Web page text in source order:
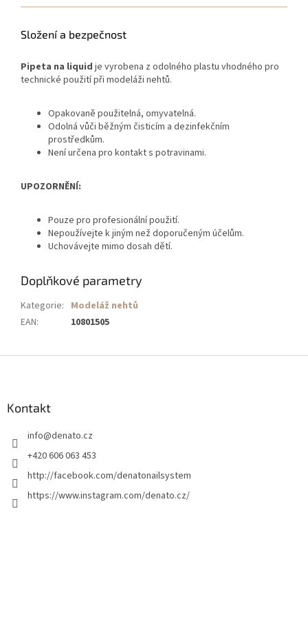
Složení a bezpečnost
Pipeta na liquid je vyrobena z odolného plastu vhodného pro
technické použití při modeláži nehtů.
Opakovaně použitelná, omyvatelná.
Odolná vůči běžným čisticím a dezinfekčním
prostředkům.
Není určena pro kontakt s potravinami.
UPOZORNĚNÍ:
Pouze pro profesionální použití.
Nepoužívejte k jiným než doporučeným účelům.
Uchovávejte mimo dosah dětí.
Doplňkové parametry
Kategorie: Modeláž nehtů
EAN: 10801505
Kontakt
info@denato.cz
+420 606 063 453
http://facebook.com/denatonailsystem
https://www.instagram.com/denato.cz/